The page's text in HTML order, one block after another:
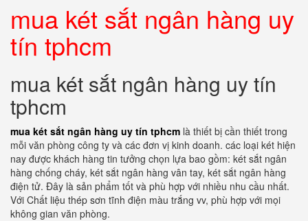
mua két sắt ngân hàng uy
tín tphcm
mua két sắt ngân hàng uy tín
tphcm
mua két sắt ngân hàng uy tín tphcm là thiết bị cần thiết trong
mỗi văn phòng công ty và các đơn vị kinh doanh. các loại két hiện
nay được khách hàng tin tưởng chọn lựa bao gồm: két sắt ngân
hàng chống cháy, két sắt ngân hàng vân tay, két sắt ngân hàng
điện tử. Đây là sản phẩm tốt và phù hợp với nhiều nhu cầu nhất.
Với Chất liệu thép sơn tĩnh điện màu trắng vv, phù hợp với mọi
không gian văn phòng.